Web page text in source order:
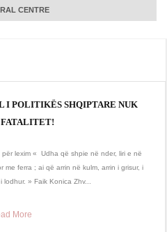
CENTRE
POLITIKËS SHQIPTARE NUK
lexim « Udha që shpie në nder, liri e në
me ferra ; ai që arrin në kulm, arrin i grisur, i
lodhur. » Faik Konica Zhv...
More